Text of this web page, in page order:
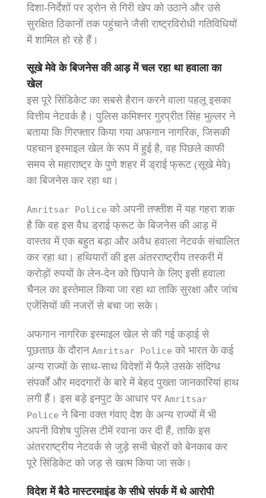
दिशा-निर्देशों पर ड्रोन से गिरी खेप को उठाने और उसे
सुरक्षित ठिकानों तक पहुंचाने जैसी राष्ट्रविरोधी गतिविधियों
में शामिल हो रहे हैं।
सूखे मेवे के बिजनेस की आड़ में चल रहा था हवाला का
खेल
इस पूरे सिंडिकेट का सबसे हैरान करने वाला पहलू इसका
वित्तीय नेटवर्क है। पुलिस कमिश्नर गुरप्रीत सिंह भुल्लर ने
बताया कि गिरफ्तार किया गया अफगान नागरिक, जिसकी
पहचान इस्माइल खेल के रूप में हुई है, वह पिछले काफी
समय से महाराष्ट्र के पुणे शहर में ड्राई फ्रूट (सूखे मेवे)
का बिजनेस कर रहा था।
Amritsar Police को अपनी तफ्तीश में यह गहरा शक
है कि वह इस वैध ड्राई फ्रूट के बिजनेस की आड़ में
वास्तव में एक बहुत बड़ा और अवैध हवाला नेटवर्क संचालित
कर रहा था। हथियारों की इस अंतरराष्ट्रीय तस्करी में
करोड़ों रुपयों के लेन-देन को छिपाने के लिए इसी हवाला
चैनल का इस्तेमाल किया जा रहा था ताकि सुरक्षा और जांच
एजेंसियों की नजरों से बचा जा सके।
अफगान नागरिक इस्माइल खेल से की गई कड़ाई से
पूछताछ के दौरान Amritsar Police को भारत के कई
अन्य राज्यों के साथ-साथ विदेशों में फैले उसके संदिग्ध
संपर्कों और मददगारों के बारे में बेहद पुख्ता जानकारियां हाथ
लगी हैं। इस बड़े इनपुट के आधार पर Amritsar
Police ने बिना वक्त गंवाए देश के अन्य राज्यों में भी
अपनी विशेष पुलिस टीमें रवाना कर दी हैं, ताकि इस
अंतरराष्ट्रीय नेटवर्क से जुड़े सभी चेहरों को बेनकाब कर
पूरे सिंडिकेट को जड़ से खत्म किया जा सके।
विदेश में बैठे मास्टरमाइंड के सीधे संपर्क में थे आरोपी